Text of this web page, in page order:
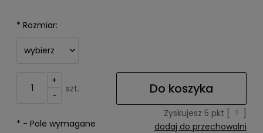
* Rozmiar:
+
-
szt. Do koszyka
Zyskujesz 5 pkt [ ? ]
dodaj do przechowalni
* - Pole wymagane